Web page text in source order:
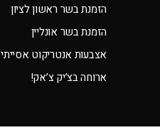
הזמנת בשר ראשון לציון
הזמנת בשר אונליין
אצבעות אנטריקוט אסייתי
ארוחה בצ’יק צ’אק!